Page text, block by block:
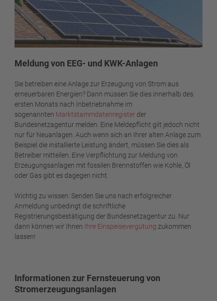
Meldung von EEG- und KWK-Anlagen
Sie betreiben eine Anlage zur Erzeugung von Strom aus
erneuerbaren Energien? Dann müssen Sie dies innerhalb des
ersten Monats nach Inbetriebnahme im
sogenannten Marktstammdatenregister der
Bundesnetzagentur melden. Eine Meldepflicht gilt jedoch nicht
nur für Neuanlagen. Auch wenn sich an Ihrer alten Anlage zum
Beispiel die installierte Leistung ändert, müssen Sie dies als
Betreiber mitteilen. Eine Verpflichtung zur Meldung von
Erzeugungsanlagen mit fossilen Brennstoffen wie Kohle, Öl
oder Gas gibt es dagegen nicht.
Wichtig zu wissen: Senden Sie uns nach erfolgreicher
Anmeldung unbedingt die schriftliche
Registrierungsbestätigung der Bundesnetzagentur zu. Nur
dann können wir Ihnen Ihre Einspeisevergütung zukommen
lassen!
Informationen zur Fernsteuerung von
Stromerzeugungsanlagen